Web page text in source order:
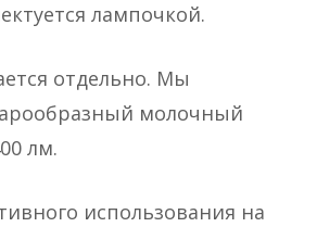
лампочкой.
отдельно. Мы
молочный
лм.
использования на